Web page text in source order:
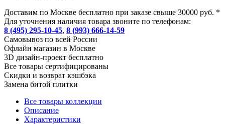
Доставим по Москве бесплатно при заказе свыше 30000 руб. *
Для уточнения наличия товара звоните по телефонам:
8 (495) 295-10-45, 8 (993) 666-14-59
Cамовывоз по всей России
Офлайн магазин в Москве
3D дизайн-проект бесплатно
Все товары сертифицированы
Скидки и возврат кэшбэка
Замена битой плитки
Все товары коллекции
Описание
Характеристики